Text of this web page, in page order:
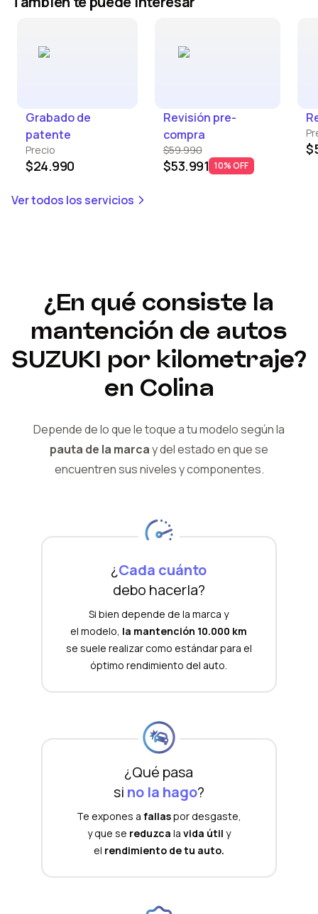
Grabado de
patente
Precio
$24.990
Revisión pre-
compra
$59.990
$53.991 10% OFF
Ver todos los servicios
¿En qué consiste la
mantención de autos
SUZUKI por kilometraje?
en Colina
Depende de lo que le toque a tu modelo según la
pauta de la marcay delestado en que se
encuentren sus niveles y componentes.
¿Cada cuánto
debo hacerla?
Si bien depende de la marca y
el modelo, la mantención 10.000 km
se suele realizar como estándar para el
óptimo rendimiento del auto.
¿Qué pasa
si no la hago?
Te expones a fallaspor desgaste,
y que se reduzca la vida útil y
el rendimiento de tu auto.